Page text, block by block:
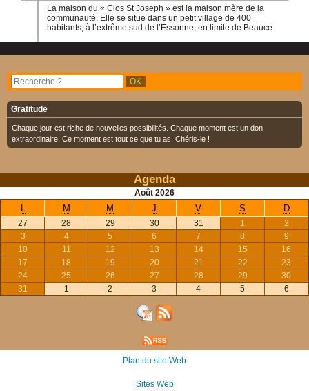
La maison du « Clos St Joseph » est la maison mère de la
communauté. Elle se situe dans un petit village de 400
habitants, à l’extrême sud de l’Essonne, en limite de Beauce.
Gratitude
Chaque jour est riche de nouvelles possibilités. Chaque moment est un don
extraordinaire. Ce moment est tout ce que tu as. Chéris-le !
Agenda
Août 2026
M M J V S D
27 28 29 30 31 1
2
3
4 5 6 7 8
9
10
11 12 13 14 15
16
17
18 19 20 21 22
23
24
25 26 27 28 29
30
31
1 2 3 4 5 6
Plan du site Web
Sites Web